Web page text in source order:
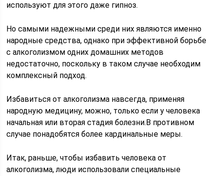
используют для этого даже гипноз.
Но самыми надежными среди них являются именно
народные средства, однако при эффективной борьбе
с алкоголизмом одних домашних методов
недостаточно, поскольку в таком случае необходим
комплексный подход.
Избавиться от алкоголизма навсегда, применяя
народную медицину, можно, только если у человека
начальная или вторая стадия болезни.В противном
случае понадобятся более кардинальные меры.
Итак, раньше, чтобы избавить человека от
алкоголизма, люди использовали специальные